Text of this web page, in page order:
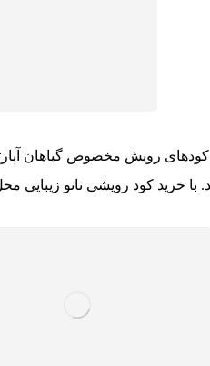
کودهای رویش مخصوص گیاهان
با خرید کود رویشی نانو زیبایی